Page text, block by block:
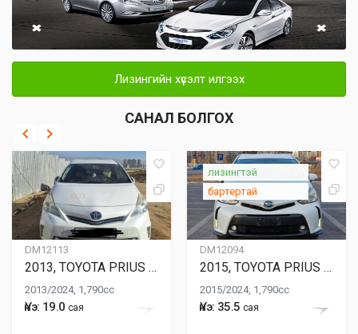
Лизингийн хүсэлт илгээх
САНАЛ БОЛГОХ
DM12113
2013, TOYOTA PRIUS ALPHA
2013/2024, 1,790cc
Үнэ: 19.0 сая
DM12094
лизингтэй
бартертай
2015, TOYOTA PRIUS ALPHA
2015/2024, 1,790cc
Үнэ: 35.5 сая